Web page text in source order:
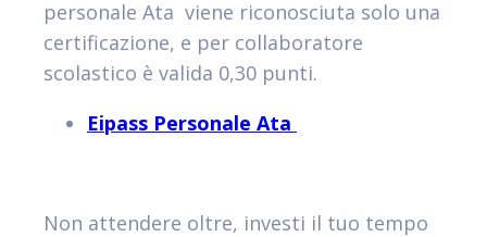
personale Ata viene riconosciuta solo una
certificazione, e per collaboratore
scolastico è valida 0,30 punti.
Eipass Personale Ata
Non attendere oltre, investi il tuo tempo